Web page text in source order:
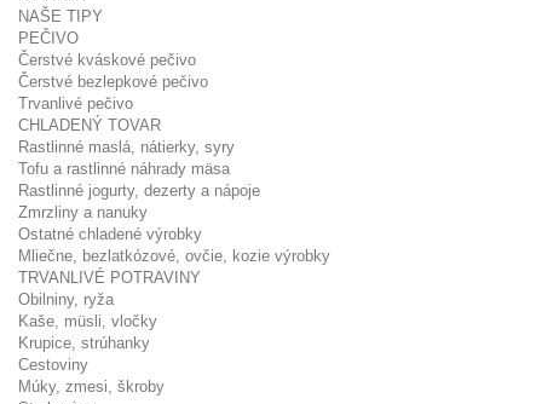
NAŠE TIPY
PEČIVO
Čerstvé kváskové pečivo
Čerstvé bezlepkové pečivo
Trvanlivé pečivo
CHLADENÝ TOVAR
Rastlinné maslá, nátierky, syry
Tofu a rastlinné náhrady mäsa
Rastlinné jogurty, dezerty a nápoje
Zmrzliny a nanuky
Ostatné chladené výrobky
Mliečne, bezlatkózové, ovčie, kozie výrobky
TRVANLIVÉ POTRAVINY
Obilniny, ryža
Kaše, müsli, vločky
Krupice, strúhanky
Cestoviny
Múky, zmesi, škroby